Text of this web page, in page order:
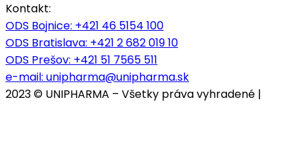
Kontakt:
ODS Bojnice: +421 46 5154 100
ODS Bratislava: +421 2 682 019 10
ODS Prešov: +421 51 7565 511
e-mail: unipharma@unipharma.sk
2023 © UNIPHARMA – Všetky práva vyhradené |